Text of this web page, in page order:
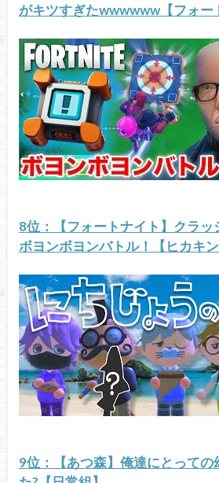
がキツすぎたwwwwww【フォー
8位：【フォートナイト】クラッ
ボヨンボヨンバトル！【ヒカキン
9位：【あつ森】俺達にとっての